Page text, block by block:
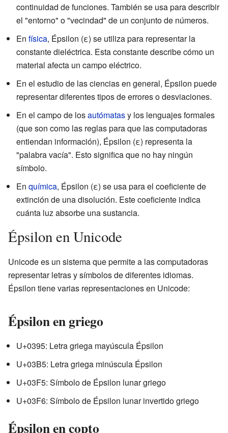
continuidad de funciones. También se usa para describir
el "entorno" o "vecindad" de un conjunto de números.
En física, Épsilon (ε) se utiliza para representar la
constante dieléctrica. Esta constante describe cómo un
material afecta un campo eléctrico.
En el estudio de las ciencias en general, Épsilon puede
representar diferentes tipos de errores o desviaciones.
En el campo de losautómatasy los lenguajes formales
(que son como las reglas para que las computadoras
entiendan información), Épsilon (ε) representa la
"palabra vacía". Esto significa que no hay ningún
símbolo.
En química, Épsilon (ε) se usa para el coeficiente de
extinción de una disolución. Este coeficiente indica
cuánta luz absorbe una sustancia.
Épsilon en Unicode
Unicode es un sistema que permite a las computadoras
representar letras y símbolos de diferentes idiomas.
Épsilon tiene varias representaciones en Unicode:
Épsilon en griego
U+0395: Letra griega mayúscula Épsilon
U+03B5: Letra griega minúscula Épsilon
U+03F5: Símbolo de Épsilon lunar griego
U+03F6: Símbolo de Épsilon lunar invertido griego
Épsilon en copto